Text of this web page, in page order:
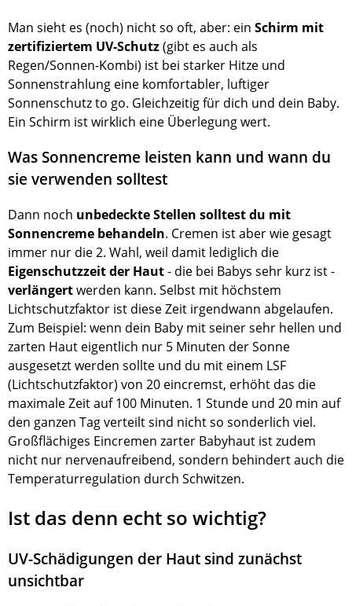
Man sieht es (noch) nicht so oft, aber: ein Schirm mit
zertifiziertem UV-Schutz(gibt es auch als
Regen/Sonnen-Kombi) ist bei starker Hitze und
Sonnenstrahlung eine komfortabler, luftiger
Sonnenschutz to go. Gleichzeitig für dich und dein Baby.
Ein Schirm ist wirklich eine Überlegung wert.
Was Sonnencreme leisten kann und wann du
sie verwenden solltest
Dann noch unbedeckte Stellen solltest du mit
Sonnencreme behandeln. Cremen ist aber wie gesagt
immer nur die 2. Wahl, weil damit lediglich die
Eigenschutzzeit der Haut- die bei Babys sehr kurz ist -
verlängertwerden kann. Selbst mit höchstem
Lichtschutzfaktor ist diese Zeit irgendwann abgelaufen.
Zum Beispiel: wenn dein Baby mit seiner sehr hellen und
zarten Haut eigentlich nur 5 Minuten der Sonne
ausgesetzt werden sollte und du mit einem LSF
(Lichtschutzfaktor) von 20 eincremst, erhöht das die
maximale Zeit auf 100 Minuten. 1 Stunde und 20 min auf
den ganzen Tag verteilt sind nicht so sonderlich viel.
Großflächiges Eincremen zarter Babyhaut ist zudem
nicht nur nervenaufreibend, sondern behindert auch die
Temperaturregulation durch Schwitzen.
Ist das denn echt so wichtig?
UV-Schädigungen der Haut sind zunächst
unsichtbar